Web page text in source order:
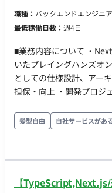
■働き方 ※修正 ・稼働量
な方） ・リモート稼働：
ス
職種： バックエンドエンジニア
最低稼働日数： 週4日
■業務内容について ・
いたプレイングハンズオ
としての仕様設計、アー
担保・向上 ・開発プロジ
レビューを通じたチーム
といったピープルマネジ
サイド（PdM等）やデ
り合わせ、およびUI/UXの改善 ■開発環境 ・サーバ
Next.js(React.js), Apollo
髪型自由 自社サービスがあ
【